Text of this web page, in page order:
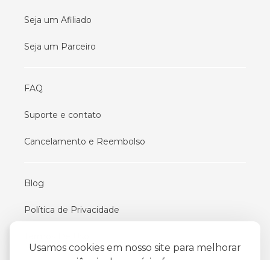
Usamos cookies em nosso site para melhorar
Seja um Afiliado
Seja um Parceiro
FAQ
Suporte e contato
Cancelamento e Reembolso
Blog
Política de Privacidade